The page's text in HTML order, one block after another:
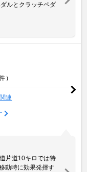
ルとクラッチペダ
）
連
片道10キロでは特
動時に効果発揮す